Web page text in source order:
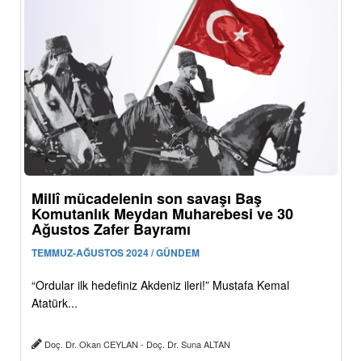
Millî mücadelenin son savaşı Baş
Komutanlık Meydan Muharebesi ve 30
Ağustos Zafer Bayramı
TEMMUZ-AĞUSTOS 2024 / GÜNDEM
“Ordular ilk hedefiniz Akdeniz ileri!” Mustafa Kemal
Atatürk...
Doç. Dr. Okan CEYLAN - Doç. Dr. Suna ALTAN